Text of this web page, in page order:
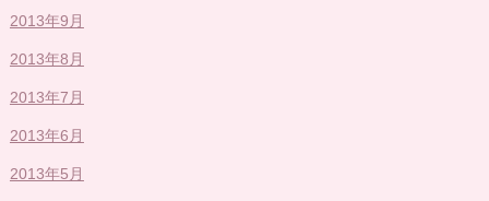
2013年9月
2013年8月
2013年7月
2013年6月
2013年5月